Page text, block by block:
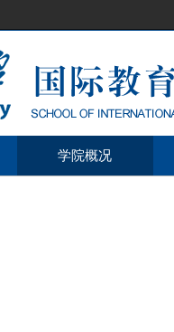
学院概况